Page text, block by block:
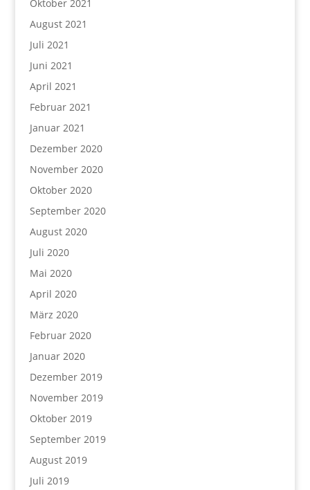
Oktober 2021
August 2021
Juli 2021
Juni 2021
April 2021
Februar 2021
Januar 2021
Dezember 2020
November 2020
Oktober 2020
September 2020
August 2020
Juli 2020
Mai 2020
April 2020
März 2020
Februar 2020
Januar 2020
Dezember 2019
November 2019
Oktober 2019
September 2019
August 2019
Juli 2019